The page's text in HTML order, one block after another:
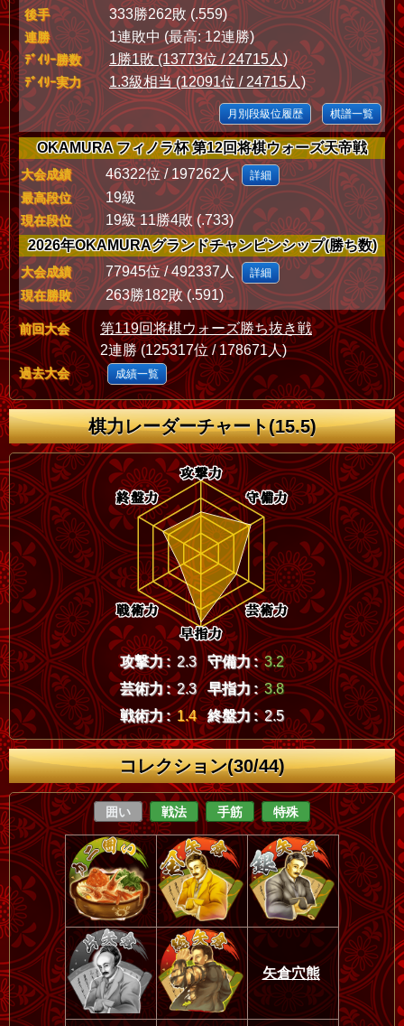
後手 333勝262敗 (.559)
連勝 1連敗中 (最高: 12連勝)
ﾃﾞｲﾘｰ勝数 1勝1敗 (13773位 / 24715人)
ﾃﾞｲﾘｰ実力 1.3級相当 (12091位 / 24715人)
月別段級位履歴 棋譜一覧
OKAMURA フィノラ杯 第12回将棋ウォーズ天帝戦
大会成績 46322位 / 197262人 詳細
最高段位 19級
現在段位
19級 11勝4敗 (.733)
2026年OKAMURAグランドチャンピンシップ(勝ち数)
大会成績 77945位 / 492337人 詳細
現在勝敗 263勝182敗 (.591)
前回大会
第119回将棋ウォーズ勝ち抜き戦
2連勝 (125317位 / 178671人)
過去大会 成績一覧
棋力レーダーチャート(15.5)
攻撃力 : 2.3 守備力 : 3.2
芸術力 : 2.3 早指力 : 3.8
戦術力 : 1.4 終盤力 : 2.5
コレクション(30/44)
囲い 戦法 手筋 特殊
矢倉穴熊